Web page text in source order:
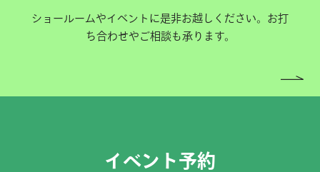
ショールームやイベントに是非お越しください。お打
ち合わせやご相談も承ります。
イベント予約